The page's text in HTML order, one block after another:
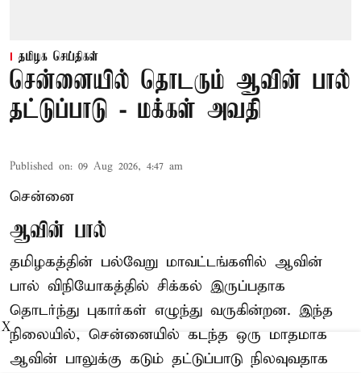
தமிழக செய்திகள்
சென்னையில் தொடரும் ஆவின் பால்
தட்டுப்பாடு - மக்கள் அவதி
Published on: 09 Aug 2026, 4:47 am
சென்னை
ஆவின் பால்
தமிழகத்தின் பல்வேறு மாவட்டங்களில் ஆவின்
பால் விநியோகத்தில் சிக்கல் இருப்பதாக
தொடர்ந்து புகார்கள் எழுந்து வருகின்றன. இந்த
நிலையில், சென்னையில் கடந்த ஒரு மாதமாக
ஆவின் பாலுக்கு கடும் தட்டுப்பாடு நிலவுவதாக
X